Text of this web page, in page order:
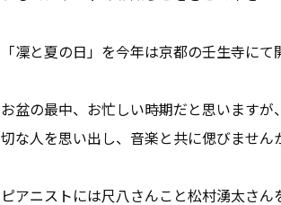
「凜と夏の日」を今年は京都の壬生寺に
お盆の最中、お忙しい時期だと思います
切な人を思い出し、音楽と共に偲びません
ピアニストには尺八さんこと松村湧太さ